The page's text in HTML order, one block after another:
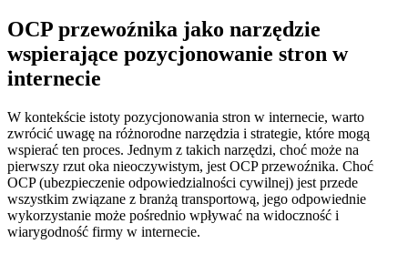
OCP przewoźnika jako narzędzie
wspierające pozycjonowanie stron w
internecie
W kontekście istoty pozycjonowania stron w internecie, warto
zwrócić uwagę na różnorodne narzędzia i strategie, które mogą
wspierać ten proces. Jednym z takich narzędzi, choć może na
pierwszy rzut oka nieoczywistym, jest OCP przewoźnika. Choć
OCP (ubezpieczenie odpowiedzialności cywilnej) jest przede
wszystkim związane z branżą transportową, jego odpowiednie
wykorzystanie może pośrednio wpływać na widoczność i
wiarygodność firmy w internecie.